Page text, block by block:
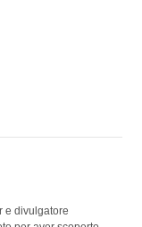
e divulgatore